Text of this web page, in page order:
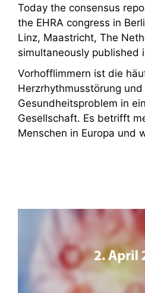
Today the consensus
the EHRA congress in
Linz, Maastricht, The
simultaneously published
Vorhofflimmern ist die
Herzrhythmusstörung
Gesundheitsproblem in
Gesellschaft. Es betrifft
Menschen in Europa und